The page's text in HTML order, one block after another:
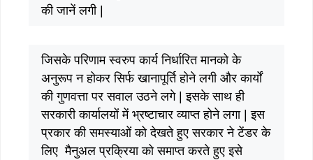
की जानें लगी |
जिसके परिणाम स्वरुप कार्य निर्धारित मानको के
अनुरूप न होकर सिर्फ खानापूर्ति होने लगी और कार्यों
की गुणवत्ता पर सवाल उठने लगे | इसके साथ ही
सरकारी कार्यालयों में भ्रष्टाचार व्याप्त होने लगा | इस
प्रकार की समस्याओं को देखते हुए सरकार ने टेंडर के
लिए मैनुअल प्रक्रिया को समाप्त करते हुए इसे